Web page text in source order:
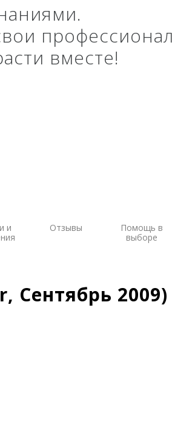
Аэрофотокамеры
DJI
InnoSpector
вместе!
и
Отзывы
Помощь в
выборе
Сентябрь 2009)